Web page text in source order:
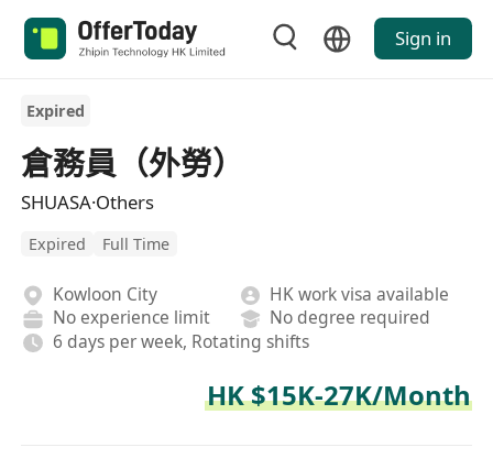
Sign in
Expired
倉務員（外勞）
SHUASA·Others
Expired Full Time
Kowloon City
HK work visa available
No experience limit
No degree required
6 days per week, Rotating shifts
HK $15K-27K/Month